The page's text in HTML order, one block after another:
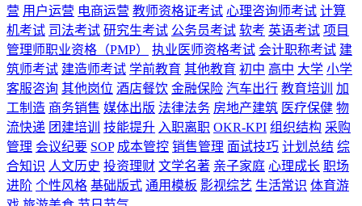
营 用户运营 电商运营 教师资格证考试 心理咨询师考试 计算
机考试 司法考试 研究生考试 公务员考试 软考 英语考试 项目
管理师职业资格（PMP）
执业医师资格考试 会计职称考试 建
筑师考试 建造师考试 学前教育 其他教育 初中 高中 大学 小学
客服咨询 其他岗位 酒店餐饮 金融保险 汽车出行 教育培训
加
工制造 商务销售 媒体出版 法律法务 房地产建筑 医疗保健 物
流快递 团建培训 技能提升 入职离职 OKR-KPI 组织结构 采购
管理 会议纪要 SOP 成本管控 销售管理 面试技巧 计划总结 综
合知识 人文历史 投资理财 文学名著 亲子家庭 心理成长 职场
进阶 个性风格 基础版式 通用模板 影视综艺 生活常识 体育游